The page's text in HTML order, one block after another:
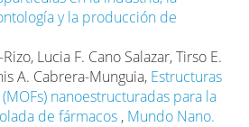
y la producción de
Lucia F. Cano Salazar, Tirso E.
A. Cabrera-Munguia, Estructuras
nanoestructuradas para la
de fármacos , Mundo Nano.